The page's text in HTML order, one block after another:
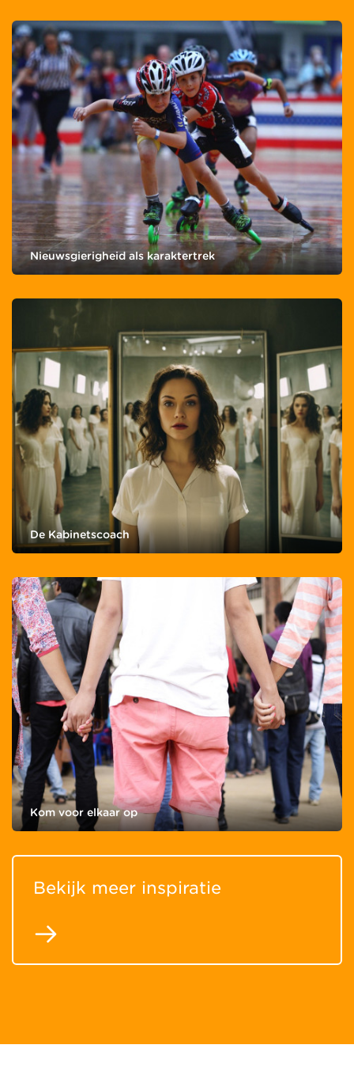
Nieuwsgierigheid als karaktertrek
De Kabinetscoach
Kom voor elkaar op
Bekijk meer inspiratie